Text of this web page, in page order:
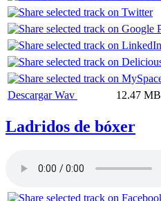
Descargar Wav 12.47 MB
Ladridos de bóxer